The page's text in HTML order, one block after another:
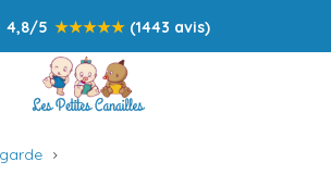
4,8/5 ★★★★★ (1443 avis)